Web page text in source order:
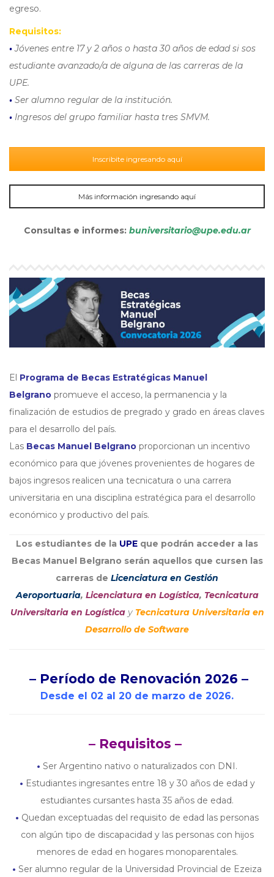
egreso.
Requisitos:
•Jóvenes entre 17 y 2 años o hasta 30 años de edad si sos
estudiante avanzado/a de alguna de las carreras de la
UPE.
• Ser alumno regular de la institución.
• Ingresos del grupo familiar hasta tres SMVM.
Inscribite ingresando aquí
Más información ingresando aquí
Consultas e informes: buniversitario@upe.edu.ar
El Programa de Becas Estratégicas Manuel
Belgrano promueve el acceso, la permanencia y la
finalización de estudios de pregrado y grado en áreas claves
para el desarrollo del país.
Las Becas Manuel Belgrano proporcionan un incentivo
económico para que jóvenes provenientes de hogares de
bajos ingresos realicen una tecnicatura o una carrera
universitaria en una disciplina estratégica para el desarrollo
económico y productivo del país.
Los estudiantes de la UPE que podrán acceder a las
Becas Manuel Belgrano serán aquellos que cursen las
carreras de Licenciatura en Gestión
Aeroportuaria, Licenciatura en Logística, Tecnicatura
Universitaria en Logística y Tecnicatura Universitaria en
Desarrollo de Software
– Período de Renovación 2026 –
Desde el 02 al 20 de marzo de 2026.
– Requisitos –
• Ser Argentino nativo o naturalizados con DNI.
• Estudiantes ingresantes entre 18 y 30 años de edad y
estudiantes cursantes hasta 35 años de edad.
• Quedan exceptuadas del requisito de edad las personas
con algún tipo de discapacidad y las personas con hijos
menores de edad en hogares monoparentales.
• Ser alumno regular de la Universidad Provincial de Ezeiza